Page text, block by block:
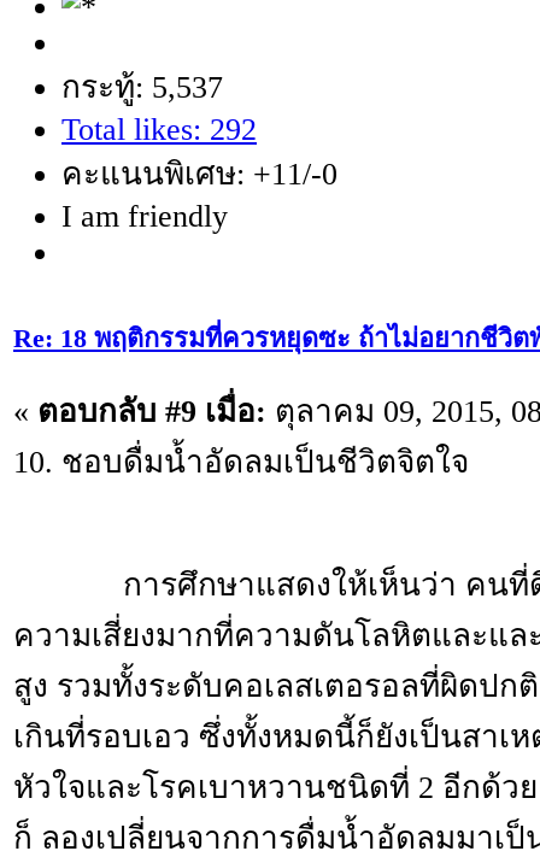
กระทู้: 5,537
Total likes: 292
คะแนนพิเศษ: +11/-0
I am friendly
Re: 18 พฤติกรรมที่ควรหยุดซะ ถ้าไม่อยากชีวิต
« ตอบกลับ #9 เมื่อ: ตุลาคม 09, 2015,
10. ชอบดื่มน้ำอัดลมเป็นชีวิตจิตใจ
การศึกษาแสดงให้เห็นว่า คนที่ดื่
ความเสี่ยงมากที่ความดันโลหิตและแล
สูง รวมทั้งระดับคอเลสเตอรอลที่ผิดป
เกินที่รอบเอว ซึ่งทั้งหมดนี้ก็ยังเป็นสาเ
หัวใจและโรคเบาหวา­­­­นชนิดที่ 2 อีกด้ว
ก็ ลองเปลี่ยนจากการดื่มน้ำอัดลมมาเ